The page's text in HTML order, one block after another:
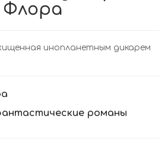
Флора
инопланетным дикарем
романы